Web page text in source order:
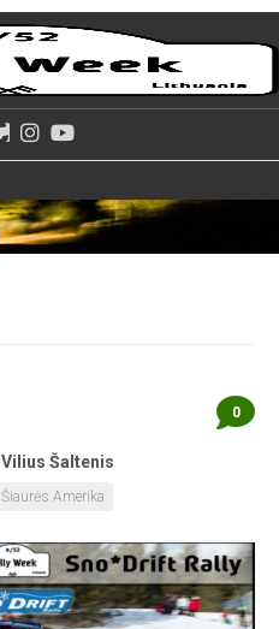
Vilius Šaltenis
Šiaurės Amerika
0